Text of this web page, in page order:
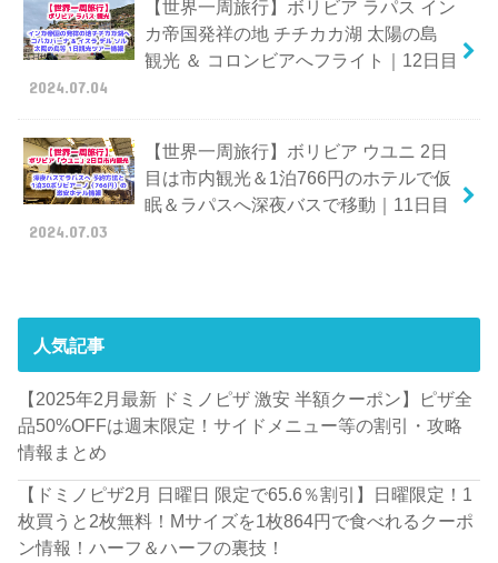
【世界一周旅行】ボリビア ラパス イン
カ帝国発祥の地 チチカカ湖 太陽の島
観光 ＆ コロンビアへフライト｜12日目
2024.07.04
【世界一周旅行】ボリビア ウユニ 2日
目は市内観光＆1泊766円のホテルで仮
眠＆ラパスへ深夜バスで移動｜11日目
2024.07.03
人気記事
【2025年2月最新 ドミノピザ 激安 半額クーポン】ピザ全
品50%OFFは週末限定！サイドメニュー等の割引・攻略
情報まとめ
【ドミノピザ2月 日曜日 限定で65.6％割引】日曜限定！1
枚買うと2枚無料！Mサイズを1枚864円で食べれるクーポ
ン情報！ハーフ＆ハーフの裏技！